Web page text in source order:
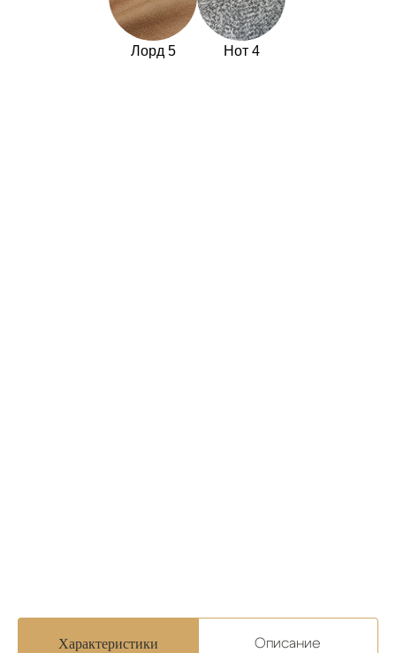
Лорд 5 Нот 4
Характеристики Описание